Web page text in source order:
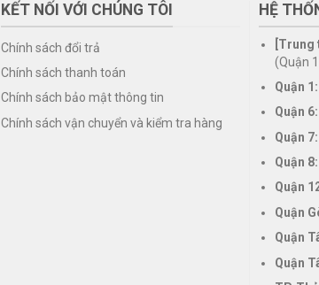
KẾT NỐI VỚI CHÚNG TÔI
Chính sách đổi trả
Chính sách thanh toán
Chính sách bảo mật thông tin
Chính sách vận chuyển và kiểm tra hàng
HỆ
[Trung
(Quận
Quận 1:
Quận 6:
Quận 7:
Quận 8:
Quận
Quận
Quận
Quận